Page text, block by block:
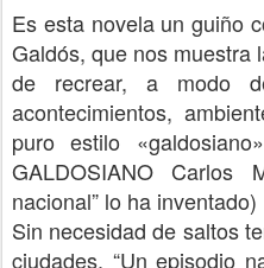
Es esta novela un guiño
Galdós, que nos muestra
de recrear, a modo
acontecimientos,
puro estilo
GALDOSIANO Carlos
nacional” lo ha inventado)
Sin necesidad de saltos
ciudades. “Un episodio